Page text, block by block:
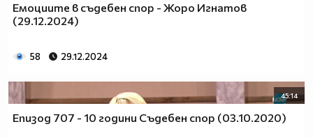
Емоциите в съдебен спор - Жоро Игнатов
(29.12.2024)
58 29.12.2024
45:14
Епизод 707 - 10 години Съдебен спор (03.10.2020)